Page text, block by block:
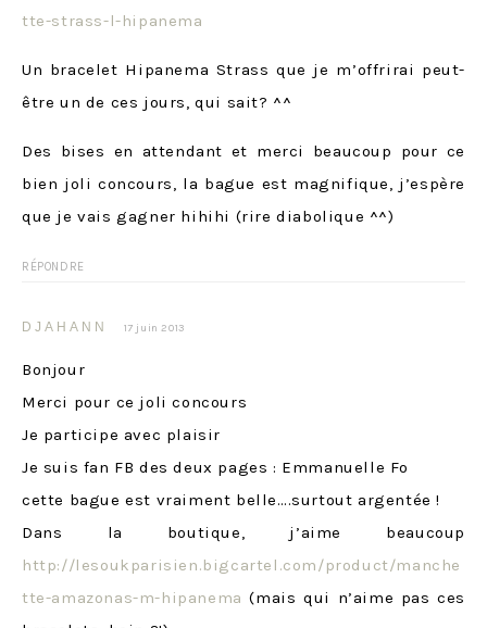
tte-strass-l-hipanema
Un bracelet Hipanema Strass que je m’offrirai peut-
être un de ces jours, qui sait? ^^
Des bises en attendant et merci beaucoup pour ce
bien joli concours, la bague est magnifique, j’espère
que je vais gagner hihihi (rire diabolique ^^)
RÉPONDRE
DJAHANN 17 juin 2013
Bonjour
Merci pour ce joli concours
Je participe avec plaisir
Je suis fan FB des deux pages : Emmanuelle Fo
cette bague est vraiment belle….surtout argentée !
Dans la boutique, j’aime beaucoup
http://lesoukparisien.bigcartel.com/product/manche
tte-amazonas-m-hipanema (mais qui n’aime pas ces